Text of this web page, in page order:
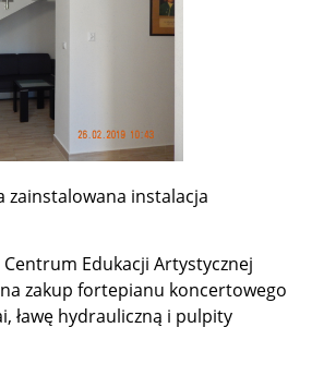
zainstalowana instalacja
Edukacji Artystycznej
zakup fortepianu koncertowego
ławę hydrauliczną i pulpity